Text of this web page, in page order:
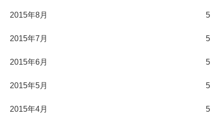
2015年8月 5
2015年7月 5
2015年6月 5
2015年5月 5
2015年4月 5